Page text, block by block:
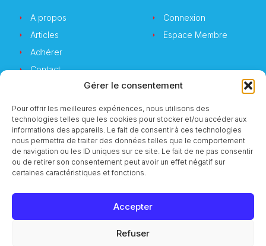
Gérer le consentement
Pour offrir les meilleures expériences, nous utilisons des
technologies telles que les cookies pour stocker et/ou accéder aux
informations des appareils. Le fait de consentir à ces technologies
nous permettra de traiter des données telles que le comportement
de navigation ou les ID uniques sur ce site. Le fait de ne pas consentir
ou de retirer son consentement peut avoir un effet négatif sur
certaines caractéristiques et fonctions.
Accepter
Refuser
A propos
Articles
Adhérer
Contact
Connexion
Espace Membre
Newsletter
Vous souhaitez suivre notre actualité ?
S'inscrire